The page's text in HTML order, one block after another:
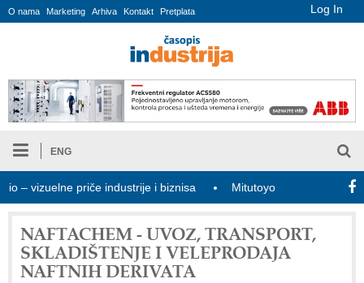
Log In
O nama Marketing Arhiva Kontakt Pretplata
ENG
priče industrije i biznisa Mitutoyo Crysta-Apex V PLUS:
NAFTACHEM - UVOZ, TRANSPORT,
SKLADIŠTENJE I VELEPRODAJA
NAFTNIH DERIVATA